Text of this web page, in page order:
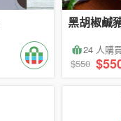
黑胡椒鹹
24 人購
$550